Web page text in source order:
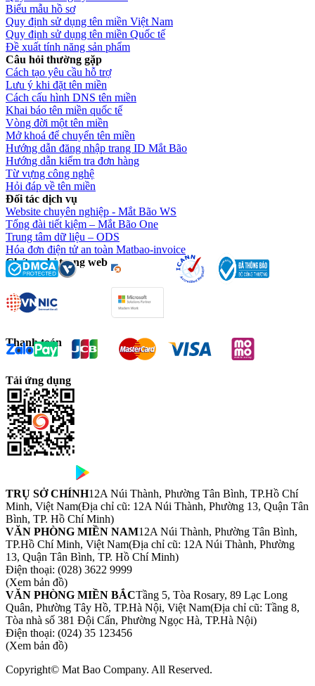
Biểu mẫu hồ sơ
Quy định sử dụng tên miền Việt Nam
Quy định sử dụng tên miền Quốc tế
Đề xuất tính năng sản phẩm
Câu hỏi thường gặp
Cách tạo yêu cầu hỗ trợ
Lưu ý khi đặt tên miền
Cách cấu hình DNS tên miền
Khai báo tên miền quốc tế
Vòng đời một tên miền
Mở khoá để chuyển tên miền
Hướng dẫn đăng nhập trang ID Mắt Bão
Hướng dẫn kiểm tra đơn hàng
Từ vựng công nghệ
Hỏi đáp về tên miền
Đối tác dịch vụ
Website chuyên nghiệp - Mắt Bão WS
Tổng đài tiết kiệm – Mắt Bão One
Trung tâm dữ liệu – ODS
Hóa đơn điện tử an toàn Matbao-invoice
Chứng chỉ trang web
Thanh toán
Tải ứng dụng
TRỤ SỞ CHÍNH12A Núi Thành, Phường Tân Bình, TP.Hồ Chí
Minh, Việt Nam(Địa chỉ cũ: 12A Núi Thành, Phường 13, Quận Tân
Bình, TP. Hồ Chí Minh)
VĂN PHÒNG MIỀN NAM12A Núi Thành, Phường Tân Bình,
TP.Hồ Chí Minh, Việt Nam(Địa chỉ cũ: 12A Núi Thành, Phường
13, Quận Tân Bình, TP. Hồ Chí Minh)
Điện thoại: (028) 3622 9999
(Xem bản đồ)
VĂN PHÒNG MIỀN BẮCTầng 5, Tòa Rosary, 89 Lạc Long
Quân, Phường Tây Hồ, TP.Hà Nội, Việt Nam(Địa chỉ cũ: Tầng 8,
Tòa nhà số 381 Đội Cấn, Phường Ngọc Hà, TP.Hà Nội)
Điện thoại: (024) 35 123456
(Xem bản đồ)
Copyright© Mat Bao Company. All Reserved.